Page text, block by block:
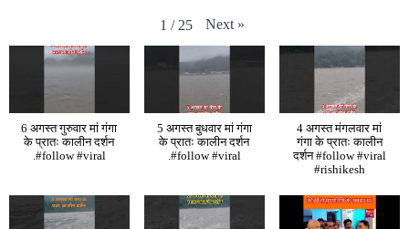
1 / 25 Next »
6 अगस्त गुरुवार मां गंगा
के प्रातः कालीन दर्शन
.#follow #viral
5 अगस्त बुधवार मां गंगा
के प्रातः कालीन दर्शन
.#follow #viral
4 अगस्त मंगलवार मां
गंगा के प्रातः कालीन
दर्शन #follow #viral
#rishikesh